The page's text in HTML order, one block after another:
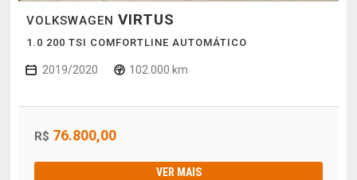
VOLKSWAGEN VIRTUS
1.0 200 TSI COMFORTLINE AUTOMÁTICO
2019/2020 102.000 km
R$ 76.800,00
VER MAIS